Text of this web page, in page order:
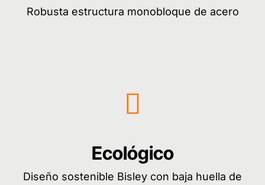
Robusta estructura monobloque de acero
Ecológico
Diseño sostenible Bisley con baja huella de